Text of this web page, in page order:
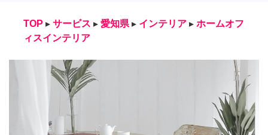
TOP ▸ サービス ▸ 愛知県 ▸ インテリア ▸ ホームオフ
ィスインテリア